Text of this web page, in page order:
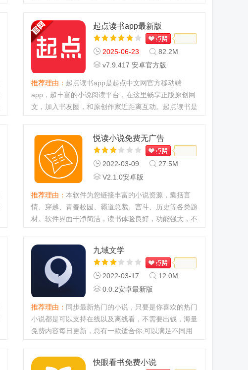
起点读书app最新版
2025-06-23
82.2M
v7.9.417 安卓官方版
推荐理由： 起点读书app是起点中文网官方移动端
app，超丰富的小说阅读平台，在这里畅享正版原创网
文，加入书友圈，和原创作家近距离互动。起点读书是
悦读小说免费无广告
2022-03-09
27.5M
V2.1.0安卓版
推荐理由： 本软件为您链接丰富的小说资源，囊括言
情、穿越、青春校园、霸道总裁、宫斗、历史等各类题
材。软件界面干净简洁，读书体验良好，功能强大，不
九域文学
2022-03-17
12.0M
0.0.2安卓最新版
推荐理由： 同步最新热门的小说，只要是你喜欢的热门
小说都是可以支持在线以及离线看，不需要出钱，海量
免费内容每日更新，总有一款适合你;可以满足不同用
快眼看书免费小说